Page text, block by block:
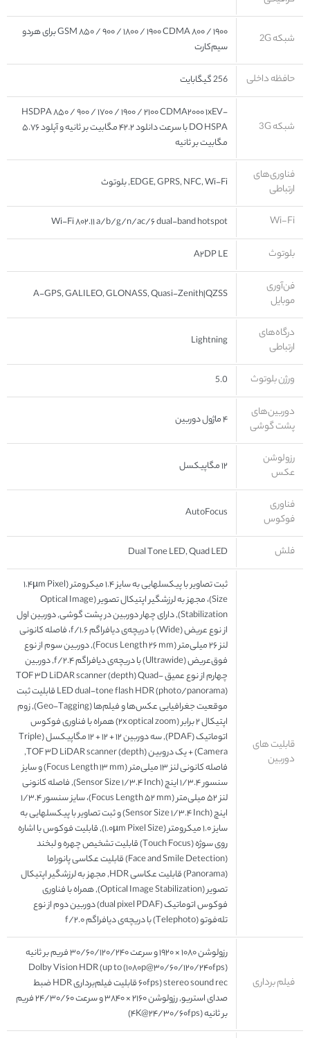
شبکه 2G
GSM ۸۵۰ / ۹۰۰ / ۱۸۰۰ / ۱۹۰۰ CDMA ۸۰۰ / ۱۹۰۰ برای هردو
سیم‌کارت
حافظه داخلی 256 گیگابایت
شبکه 3G
HSDPA ۸۵۰ / ۹۰۰ / ۱۷۰۰ / ۱۹۰۰ / ۲۱۰۰ CDMA۲۰۰۰ ۱xEV-
DO HSPA با سرعت دانلود ۴۲.۲ مگابیت بر ثانیه و آپلود ۵.۷۶
مگابیت بر ثانیه
فناوری‌های
ارتباطی
EDGE, GPRS, NFC, Wi-Fi, بلوتوث
Wi-Fi Wi-Fi ۸۰۲.۱۱ a/b/g/n/ac/۶ dual-band hotspot
بلوتوث A۲DP LE
فن‌آوری
موبایل
A-GPS, GALILEO, GLONASS, Quasi-Zenith|QZSS
درگاه‌های
ارتباطی
Lightning
ورژن بلوتوث 5.0
دوربین‌های
پشت گوشی
۴ ماژول دوربین
رزولوشن
عکس
۱۲ مگاپیکسل
فناوری
فوکوس
AutoFocus
فلش Dual Tone LED, Quad LED
قابلیت های
دوربین
ثبت تصاویر با پیکسل‎هایی به سایز ۱.۴ میکرومتر (۱.۴µm Pixel
Size)، مجهز به لرزشگیر اپتیکال تصویر (Optical Image
Stabilization), دارای چهار دوربین در پشت گوشی, دوربین اول
از نوع عریض (Wide) با دریچه‌ی دیافراگم f/۱.۶، فاصله کانونی
لنز ۲۶ میلی‌متر (Focus Length ۲۶ mm), دوربین سوم از نوع
فوق‌عریض (Ultrawide) با دریچه‌ی دیافراگم f/۲.۴, دوربین
چهارم از نوع عمیق TOF ۳D LiDAR scanner (depth) Quad-
LED dual-tone flash HDR (photo/panorama) قابلیت ثبت
موقعیت جغرافیایی عکس‌ها و فیلم‌ها (Geo-Tagging), زوم
اپتیکال ۲ برابر (۲x optical zoom) همراه با فناوری فوکوس
اتوماتیک (PDAF), سه دوربین ۱۲ + ۱۲ + ۱۲ مگاپیکسل (Triple
Camera) + یک دروبین TOF ۳D LiDAR scanner (depth),
فاصله کانونی لنز ۱۳ میلی‌متر (Focus Length ۱۳ mm) و سایز
سنسور ۱/۳.۴ اینچ (Sensor Size ۱/۳.۴ Inch), فاصله کانونی
لنز ۵۲ میلی‌متر (Focus Length ۵۲ mm)، سایز سنسور ۱/۳.۴
اینچ (Sensor Size ۱/۳.۴ Inch) و ثبت تصاویر با پیکسل‎هایی به
سایز ۱.۰ میکرومتر (۱.۰µm Pixel Size), قابلیت فوکوس با اشاره
روی سوژه (Touch Focus) قابلیت تشخیص چهره و لبخند
(Face and Smile Detection) قابلیت عکاسی پانوراما
(Panorama) قابلیت عکاسی HDR, مجهز به لرزشگیر اپتیکال
تصویر (Optical Image Stabilization), همراه با فناوری
فوکوس اتوماتیک (dual pixel PDAF) دوربین دوم از نوع
تله‌فوتو (Telephoto) با دریچه‌ی دیافراگم f/۲.۰
فیلم برداری
رزولوشن ۱۰۸۰ × ۱۹۲۰ و سرعت ۳۰/۶۰/۱۲۰/۲۴۰ فریم بر ثانیه
(۱۰۸۰p@۳۰/۶۰/۱۲۰/۲۴۰fps) Dolby Vision HDR (up to
۶۰fps) stereo sound rec قابلیت فیلم‌برداری HDR ضبط
صدای استریو, رزولوشن ۲۱۶۰ × ۳۸۴۰ و سرعت ۲۴/۳۰/۶۰ فریم
بر ثانیه (۴K@۲۴/۳۰/۶۰fps)